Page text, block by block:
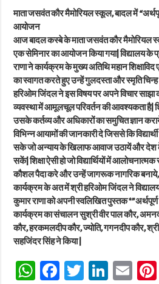
माता जसवंत कौर मैमोरियल स्कूल, बादल में
आयोजन
आज बादल कस्बे के माता जसवंत कौर मैमोरियल
एक सेमिनार का आयोजन किया गया| विद्यालय के
राणा ने कार्यक्रम के मुख्य अतिथि महान
का स्वागत करते हुए उन्हें गुलदस्ता और स्मृति
हरिओम जिंदल ने इस विषय पर अपने विचार साझा
व्यवस्था में आमूलचूल परिवर्तन की आवश्यकता है|
उसके कर्तव्य और अधिकारों का समुचित ज्ञान
विभिन्न आयामों की जानकारी दे जिससे कि
सके जो अन्याय के खिलाफ आवाज उठायें और देश
सकें| शिक्षा ऐसी हो जो विद्यार्थियों में
कौशल पैदा करे और उन्हें जागरूक नागरिक बनाये,
कार्यक्रम के अत में श्री हरिओम जिंदल ने विद्यालय
कुमार राणा को अपनी स्वलिखित पुस्तक *”अर्थपूर्ण
कार्यक्रम का संचालन सुश्री वीर पाल कौर,
कौर, हरकमलदीप कौर, ज्योति, गगनदीप कौर,
सहजिंदर सिंह ने किया |
W Fa T Li E